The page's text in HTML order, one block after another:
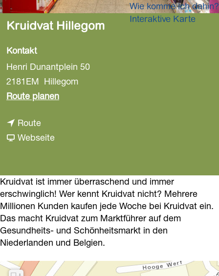
H
Wie komme ich dahin?
Interaktive Karte
Kruidvat Hillegom
Kontakt
Henri Dunantplein 50
2181EM Hillegom
Route planenb
i
d
v
a
t
i
Routeb
i
r
u
i
d
v
Webseitea
r
u
i
d
v
t
Kruidvat ist immer überraschend und immer
erschwinglich! Wer kennt Kruidvat nicht? Mehrere
Millionen Kunden kaufen jede Woche bei Kruidvat ein.
Das macht Kruidvat zum Marktführer auf dem
Gesundheits- und Schönheitsmarkt in den
Niederlanden und Belgien.